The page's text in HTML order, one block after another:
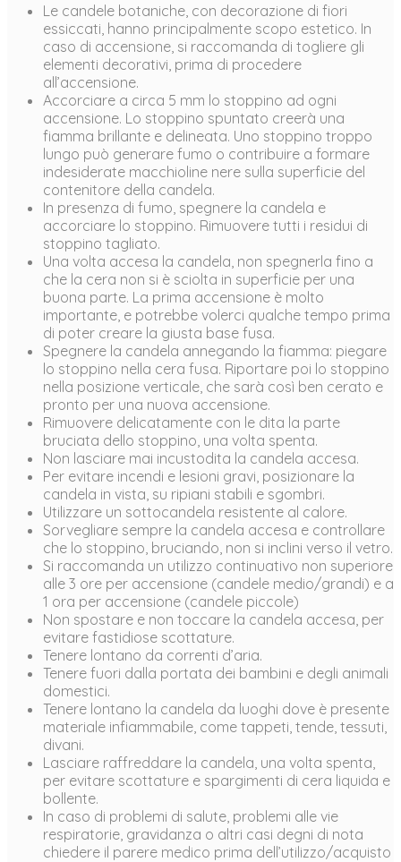
Le candele botaniche, con decorazione di fiori
essiccati, hanno principalmente scopo estetico. In
caso di accensione, si raccomanda di togliere gli
elementi decorativi, prima di procedere
all’accensione.
Accorciare a circa 5 mm lo stoppino ad ogni
accensione. Lo stoppino spuntato creerà una
fiamma brillante e delineata. Uno stoppino troppo
lungo può generare fumo o contribuire a formare
indesiderate macchioline nere sulla superficie del
contenitore della candela.
In presenza di fumo, spegnere la candela e
accorciare lo stoppino. Rimuovere tutti i residui di
stoppino tagliato.
Una volta accesa la candela, non spegnerla fino a
che la cera non si è sciolta in superficie per una
buona parte. La prima accensione è molto
importante, e potrebbe volerci qualche tempo prima
di poter creare la giusta base fusa.
Spegnere la candela annegando la fiamma: piegare
lo stoppino nella cera fusa. Riportare poi lo stoppino
nella posizione verticale, che sarà così ben cerato e
pronto per una nuova accensione.
Rimuovere delicatamente con le dita la parte
bruciata dello stoppino, una volta spenta.
Non lasciare mai incustodita la candela accesa.
Per evitare incendi e lesioni gravi, posizionare la
candela in vista, su ripiani stabili e sgombri.
Utilizzare un sottocandela resistente al calore.
Sorvegliare sempre la candela accesa e controllare
che lo stoppino, bruciando, non si inclini verso il vetro.
Si raccomanda un utilizzo continuativo non superiore
alle 3 ore per accensione (candele medio/grandi) e a
1 ora per accensione (candele piccole)
Non spostare e non toccare la candela accesa, per
evitare fastidiose scottature.
Tenere lontano da correnti d’aria.
Tenere fuori dalla portata dei bambini e degli animali
domestici.
Tenere lontano la candela da luoghi dove è presente
materiale infiammabile, come tappeti, tende, tessuti,
divani.
Lasciare raffreddare la candela, una volta spenta,
per evitare scottature e spargimenti di cera liquida e
bollente.
In caso di problemi di salute, problemi alle vie
respiratorie, gravidanza o altri casi degni di nota
chiedere il parere medico prima dell’utilizzo/acquisto